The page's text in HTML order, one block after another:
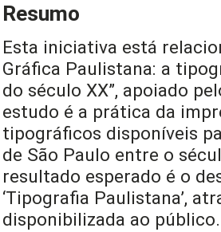
Resumo
Esta iniciativa está
Gráfica Paulistana: a
do século XX”, apoiado
estudo é a prática da
tipográficos disponíveis
de São Paulo entre o
resultado esperado é o
‘Tipografia Paulistana’,
disponibilizada ao público.